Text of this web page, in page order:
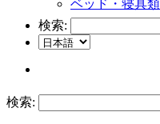
ベッド・寝具類
検索:
検索: